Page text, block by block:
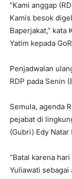
“Kami anggap
Kamis besok
Baperjakat,” kata
Yatim kepada
Penjadwalan
RDP pada Senin
Semula, agenda
pejabat di
(Gubri) Edy
“Batal karena
Yuliawati sebagai